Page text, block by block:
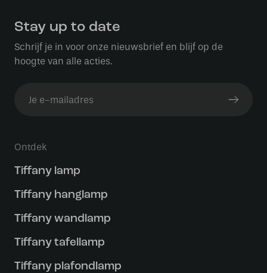
Stay up to date
Schrijf je in voor onze nieuwsbrief en blijf op de
hoogte van alle acties.
Ontdek
Tiffany lamp
Tiffany hanglamp
Tiffany wandlamp
Tiffany tafellamp
Tiffany plafondlamp